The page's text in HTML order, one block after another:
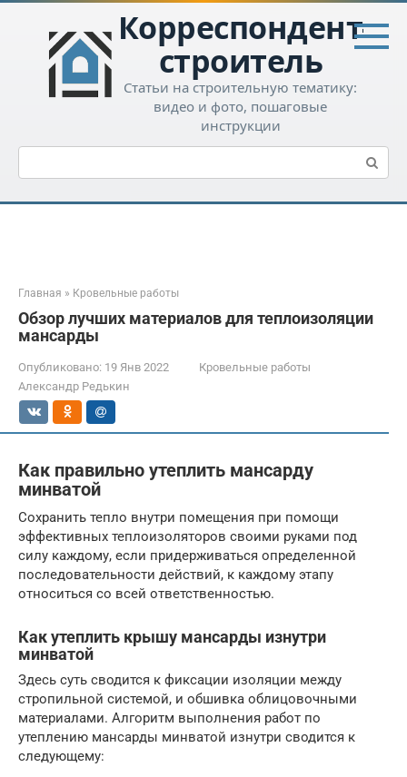
Перейти
контенту
Корреспондент-
строитель
Статьи на строительную тематику:
видео и фото, пошаговые
инструкции
Поиск:
Главная » Кровельные работы
Обзор лучших материалов для теплоизоляции
мансарды
Опубликовано: 19 Янв 2022
Кровельные работы
Александр Редькин
Как правильно утеплить мансарду
минватой
Сохранить тепло внутри помещения при помощи
эффективных теплоизоляторов своими руками под
силу каждому, если придерживаться определенной
последовательности действий, к каждому этапу
относиться со всей ответственностью.
Как утеплить крышу мансарды изнутри
минватой
Здесь суть сводится к фиксации изоляции между
стропильной системой, и обшивка облицовочными
материалами. Алгоритм выполнения работ по
утеплению мансарды минватой изнутри сводится к
следующему: